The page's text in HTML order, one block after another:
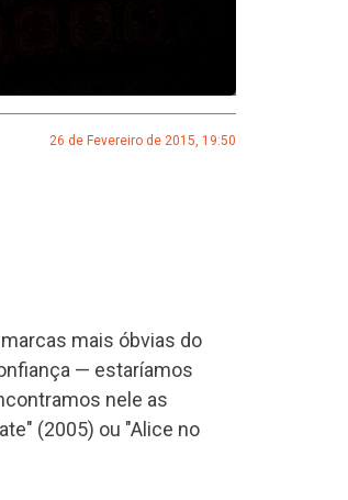
26 de Fevereiro de 2015, 19:50
mais óbvias do
— estaríamos
nele as
(2005) ou "Alice no